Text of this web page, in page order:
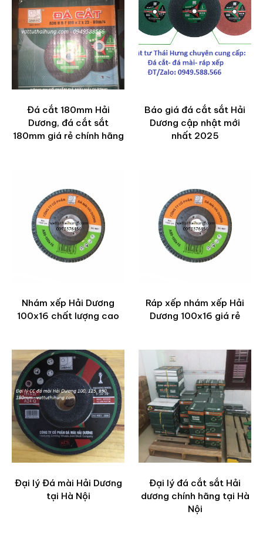
Đá cắt 180mm Hải
Dương, đá cắt sắt
180mm giá rẻ chính hãng
Báo giá đá cắt sắt Hải
Dương cập nhật mới
nhất 2025
Nhám xếp Hải Dương
100x16 chất lượng cao
Ráp xếp nhám xếp Hải
Dương 100x16 giá rẻ
Đại lý Đá mài Hải Dương
tại Hà Nội
Đại lý đá cắt sắt Hải
dương chính hãng tại Hà
Nội